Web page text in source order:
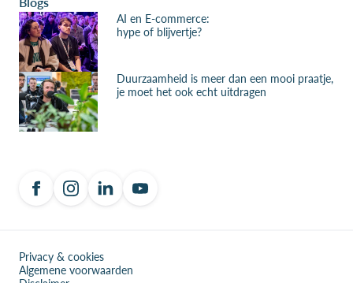
AI en E-commerce:
hype of blijvertje?
Duurzaamheid is meer dan een mooi praatje,
je moet het ook echt uitdragen
Privacy & cookies
Algemene voorwaarden